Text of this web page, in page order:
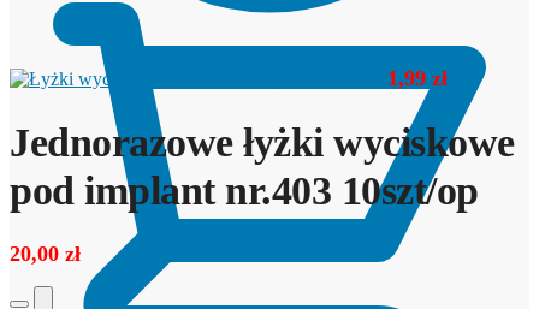
1,99 zł
Jednorazowe łyżki wyciskowe
pod implant nr.403 10szt/op
20,00 zł